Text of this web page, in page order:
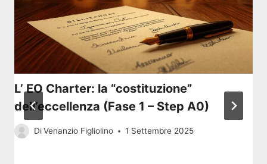
L’ EO Charter: la “costituzione”
dell’eccellenza (Fase 1 – Step A0)
DiVenanzio Figliolino 1 Settembre 2025